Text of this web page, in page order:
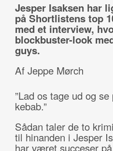
Jesper Isaksen har
på Shortlistens top
med et interview,
blockbuster-look
guys.
Af Jeppe Mørch
”Lad os tage ud og
kebab.”
Sådan taler de to
til hinanden i Jesper
har været succeser